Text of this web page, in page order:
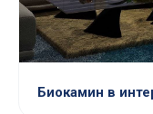
Биокамин в